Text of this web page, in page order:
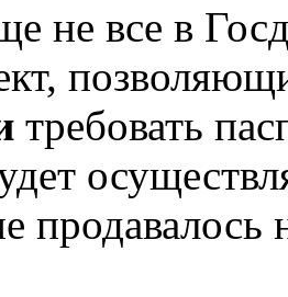
не все в
требовать